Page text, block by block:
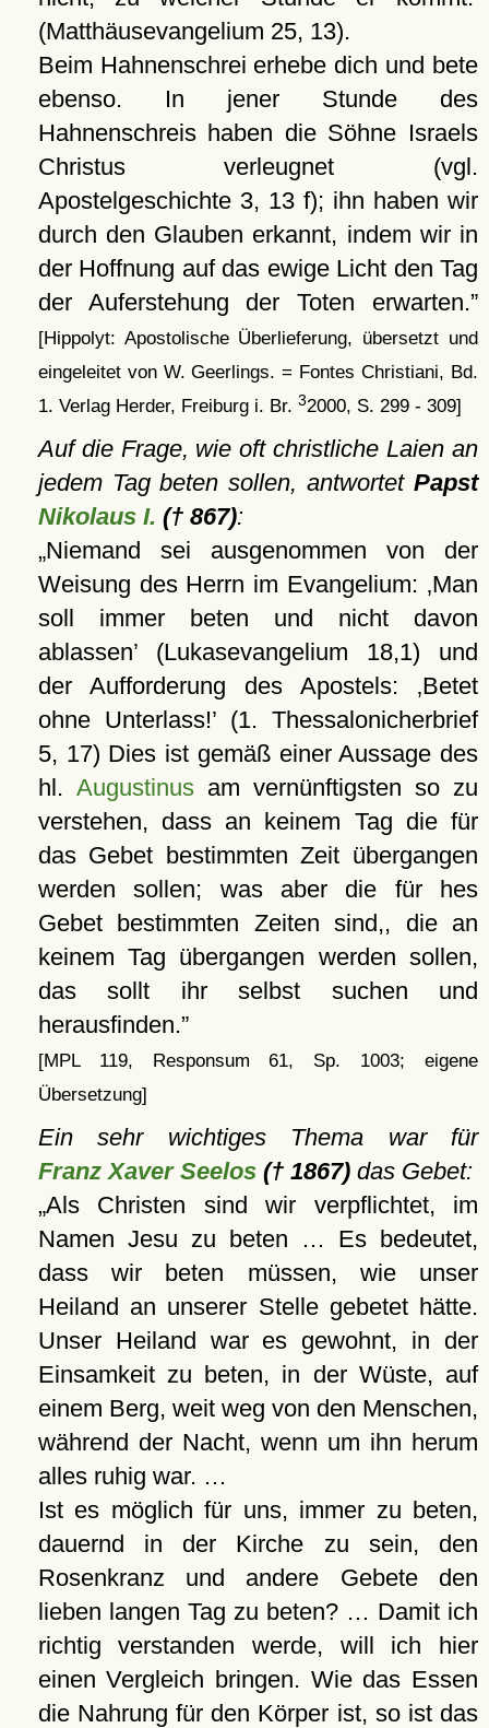
(Matthäusevangelium 25, 13).
Beim Hahnenschrei erhebe dich und bete
ebenso. In jener Stunde des
Hahnenschreis haben die Söhne Israels
Christus verleugnet (vgl.
Apostelgeschichte 3, 13 f); ihn haben wir
durch den Glauben erkannt, indem wir in
der Hoffnung auf das ewige Licht den Tag
der Auferstehung der Toten erwarten.
[Hippolyt: Apostolische Überlieferung, übersetzt und
eingeleitet von W. Geerlings. = Fontes Christiani, Bd.
1. Verlag Herder, Freiburg i. Br. 32000, S. 299 - 309]
Auf die Frage, wie oft christliche Laien an
jedem Tag beten sollen, antwortet Papst
Nikolaus I. († 867):
Niemand sei ausgenommen von der
Weisung des Herrn im Evangelium: Man
soll immer beten und nicht davon
ablassen(Lukasevangelium 18,1) und
der Aufforderung des Apostels:
Betet
ohne Unterlass!(1. Thessalonicherbrief
5, 17) Dies ist gemäß einer Aussage des
hl. Augustinusam vernünftigsten so zu
verstehen, dass an keinem Tag die für
das Gebet bestimmten Zeit übergangen
werden sollen; was aber die für hes
Gebet bestimmten Zeiten sind,, die an
keinem Tag übergangen werden sollen,
das sollt ihr selbst suchen und
herausfinden.
[MPL 119, Responsum 61, Sp. 1003; eigene
Übersetzung]
Ein sehr wichtiges Thema war für
Franz Xaver Seelos(† 1867)das Gebet:
Als Christen sind wir verpflichtet, im
Namen Jesu zu beten … Es bedeutet,
dass wir beten müssen, wie unser
Heiland an unserer Stelle gebetet hätte.
Unser Heiland war es gewohnt, in der
Einsamkeit zu beten, in der Wüste, auf
einem Berg, weit weg von den Menschen,
während der Nacht, wenn um ihn herum
alles ruhig war. …
Ist es möglich für uns, immer zu beten,
dauernd in der Kirche zu sein, den
Rosenkranz und andere Gebete den
lieben langen Tag zu beten? … Damit ich
richtig verstanden werde, will ich hier
einen Vergleich bringen. Wie das Essen
die Nahrung für den Körper ist, so ist das